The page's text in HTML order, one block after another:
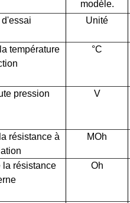
modèle.
Unité
température
°C
pression V
résistance à
MOh
la résistance
Oh